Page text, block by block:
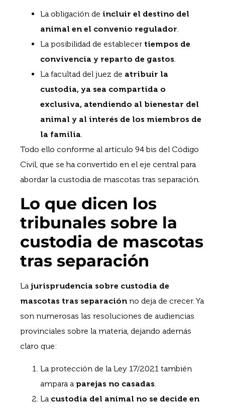
La obligación de incluir el destino del
animal en el convenio regulador.
La posibilidad de establecer tiempos de
convivencia y reparto de gastos.
La facultad del juez de atribuir la
custodia, ya sea compartida o
exclusiva, atendiendo al bienestar del
animal y al interés de los miembros de
la familia.
Todo ello conforme al artículo 94 bis del Código
Civil, que se ha convertido en el eje central para
abordar la custodia de mascotas tras separación.
Lo que dicen los
tribunales sobre la
custodia de mascotas
tras separación
La jurisprudencia sobre custodia de
mascotas tras separación no deja de crecer. Ya
son numerosas las resoluciones de audiencias
provinciales sobre la materia, dejando además
claro que:
La protección de la Ley 17/2021 también
ampara a parejas no casadas
La custodia del animal no se decide en